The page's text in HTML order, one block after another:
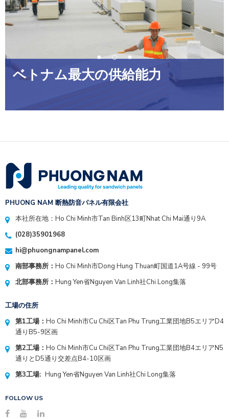
ベトナム最大の供給能力
PHUONG NAM 断熱防音パネル有限会社
本社所在地：Ho Chi Minh市Tan Binh区13町Nhat Chi Mai通り9A
(028)35901968
hi@phuongnampanel.com
南部事務所： Ho Chi Minh市Dong Hung Thuan町国道1A号線 - 99号
北部事務所： Hung Yen省Nguyen Van Linh社Chi Long集落
工場の住所
第1工場： Ho Chi Minh市Cu Chi区Tan Phu Trung工業団地B5エリアD4
通りB5-9区画
第2工場： Ho Chi Minh市Cu Chi区Tan Phu Trung工業団地B4エリアN5
通りとD5通り交差点B4-10区画
第3工場: Hung Yen省Nguyen Van Linh社Chi Long集落
FOLLOW US